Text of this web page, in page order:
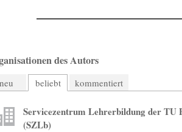
des Autors
neu beliebt kommentiert
Servicezentrum Lehrerbildung der TU
(SZLb)